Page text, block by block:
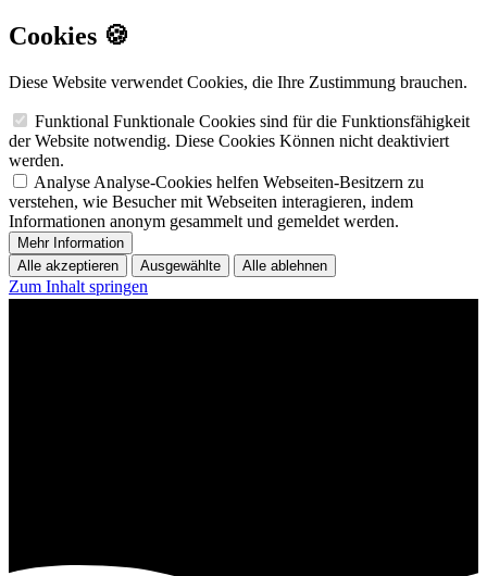
Cookies 🍪
Diese Website verwendet Cookies, die Ihre Zustimmung brauchen.
Funktional Funktionale Cookies sind für die Funktionsfähigkeit
der Website notwendig. Diese Cookies Können nicht deaktiviert
werden.
Analyse Analyse-Cookies helfen Webseiten-Besitzern zu
verstehen, wie Besucher mit Webseiten interagieren, indem
Informationen anonym gesammelt und gemeldet werden.
Mehr Information
Alle akzeptieren
Ausgewählte Alle ablehnen
Zum Inhalt springen